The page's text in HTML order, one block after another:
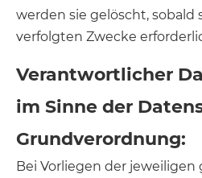
werden sie gelöscht, sobald
verfolgten Zwecke
Verantwortlicher
im Sinne der
Grundverordnung:
Bei Vorliegen der jeweiligen